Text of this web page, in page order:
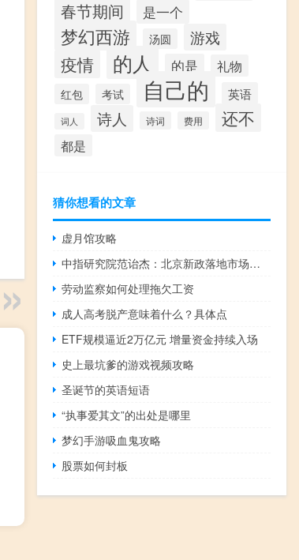
春节期间 是一个
梦幻西游 汤圆 游戏
疫情 的人 的是 礼物
红包 考试 自己的 英语
词人 诗人 诗词 费用 还不
都是
猜你想看的文章
虚月馆攻略
中指研究院范诒杰：北京新政落地市场短期冲高后趋稳
劳动监察如何处理拖欠工资
成人高考脱产意味着什么？具体点
ETF规模逼近2万亿元 增量资金持续入场
史上最坑爹的游戏视频攻略
圣诞节的英语短语
“执事爱其文”的出处是哪里
梦幻手游吸血鬼攻略
股票如何封板